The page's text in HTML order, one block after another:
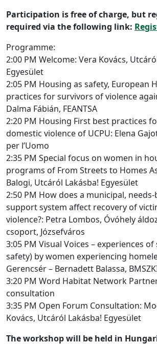
Participation is free of charge, but
required via the following link:
Programme:
2:00 PM Welcome: Vera Kovács,
Egyesület
2:05 PM Housing as safety, European
practices for survivors of violence
Dalma Fábián, FEANTSA
2:20 PM Housing First best practices
domestic violence of UCPU: Elena
per l’Uomo
2:35 PM Special focus on women in
programs of From Streets to Homes
Balogi, Utcáról Lakásba! Egyesület
2:50 PM How does a municipal,
support system affect recovery of
violence?: Petra Lombos, Óvóhely
csoport, Józsefváros
3:05 PM Visual Voices – experiences
safety) by women experiencing
Gerencsér – Bernadett Balassa,
3:20 PM Word Habitat Network
consultation
3:35 PM Open Forum Consultation:
Kovács, Utcáról Lakásba! Egyesület
The workshop will be held in